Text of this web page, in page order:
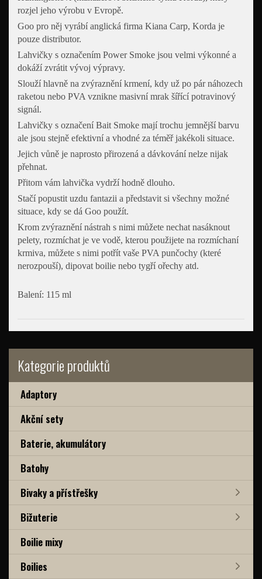
Kategorie produktů
Adaptory
Akční sety
Baterie, akumulátory
Batohy
Bivaky a přístřešky
Bižuterie
Boilie mixy
Boilies
rozjel jeho výrobu v Evropě.
Goo pro něj vyrábí anglická firma Kiana Carp, Korda je
pouze distributor.
Lahvičky s označením Power Smoke jsou velmi výkonné a
dokáží zvrátit vývoj výpravy.
Slouží hlavně na zvýraznění krmení, kdy už po pár náhozech
raketou nebo PVA vznikne masivní mrak šířící potravinový
signál.
Lahvičky s označení Bait Smoke mají trochu jemnější barvu
ale jsou stejně efektivní a vhodné za téměř jakékoli situace.
Jejich vůně je naprosto přirozená a dávkování nelze nijak
přehnat.
Přitom vám lahvička vydrží hodně dlouho.
Stačí popustit uzdu fantazii a představit si všechny možné
situace, kdy se dá Goo použít.
Krom zvýraznění nástrah s nimi můžete nechat nasáknout
pelety, rozmíchat je ve vodě, kterou použijete na rozmíchaní
krmiva, můžete s nimi potřít vaše PVA punčochy (které
nerozpouší), dipovat boilie nebo tygří ořechy atd.
Balení: 115 ml